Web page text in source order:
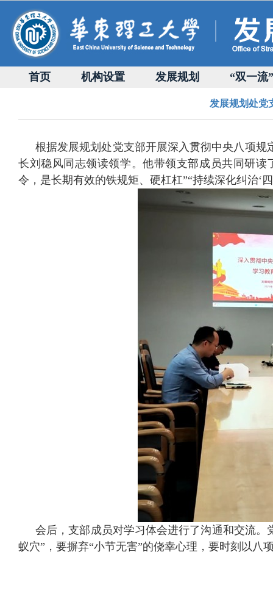
首页 机构设置 发展规划 “双一流
发展规划处党
根据发展规划处党支部开展深入贯彻中央八项规
长刘稳风 同志领读领学。他带领支部成员共同研读
令，是长期有效的铁规矩、硬杠杠”“持续深化纠治‘
会后，支部成员对学习体会进行了沟通和交流。
蚁穴”，要摒弃“小节无害”的侥幸心理，要时刻以八